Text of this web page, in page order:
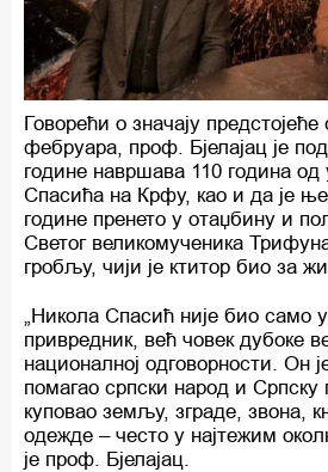
Говорећи о значају
фебруара, проф. Бјелајац је
године навршава 110 година од
Спасића на Крфу, као и да је
године пренето у отаџбину и
Светог великомученика
гробљу, чији је ктитор био за
„Никола Спасић није био само
привредник, већ човек дубоке
националној одговорности. Он
помагао српски народ и Српску
куповао земљу, зграде, звона,
одежде – често у најтежим
је проф. Бјелајац.